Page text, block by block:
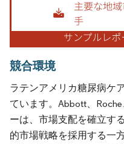
競合環境
ラテンアメリカ糖尿病ケ
ています。Abbott、
ーは、市場支配を確立す
的市場戦略を採用する一